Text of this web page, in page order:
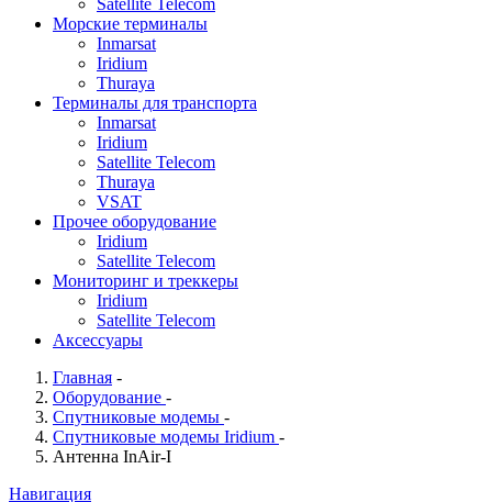
Satellite Telecom
Морские терминалы
Inmarsat
Iridium
Thuraya
Терминалы для транспорта
Inmarsat
Iridium
Satellite Telecom
Thuraya
VSAT
Прочее оборудование
Iridium
Satellite Telecom
Мониторинг и треккеры
Iridium
Satellite Telecom
Аксессуары
Главная -
Оборудование -
Спутниковые модемы -
Спутниковые модемы Iridium -
Антенна InAir-I
Навигация